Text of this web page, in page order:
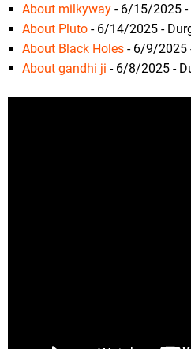
About milkyway - 6/15/2025
About Pluto - 6/14/2025 -
About Black Holes - 6/9/2025
About gandhi ji - 6/8/2025 -